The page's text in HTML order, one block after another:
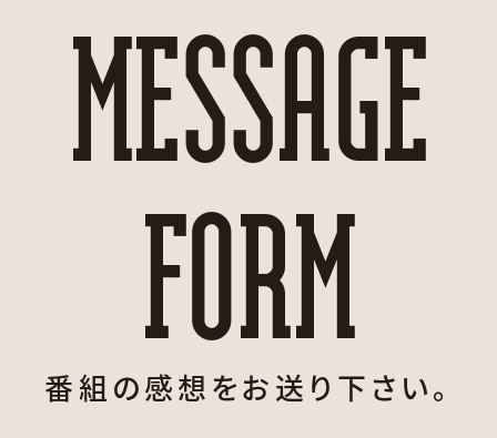
MESSAGE
FORM
番組の感想をお送り下さい。